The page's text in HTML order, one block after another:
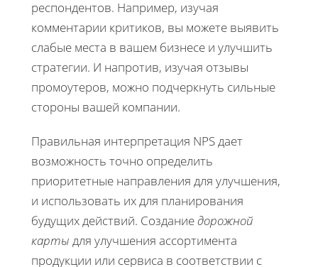
респондентов. Например, изучая
комментарии критиков, вы можете выявить
слабые места в вашем бизнесе и улучшить
стратегии. И напротив, изучая отзывы
промоутеров, можно подчеркнуть сильные
стороны вашей компании.
Правильная интерпретация NPS дает
возможность точно определить
приоритетные направления для улучшения,
и использовать их для планирования
будущих действий. Созданиедорожной
карты для улучшения ассортимента
продукции или сервиса в соответствии с